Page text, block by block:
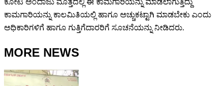
ಕಾಮಗಾರಿಯನ್ನು ಕಾಲಮಿತಿಯಲ್ಲಿ ಹಾಗೂ ಅಚ್ಚುಕಟ್ಟಾಗಿ ಮಾಡಬೇಕು ಎಂದು
ಅಧಿಕಾರಿಗಳಿಗೆ ಹಾಗೂ ಗುತ್ತಿಗೆದಾರರಿಗೆ ಸೂಚನೆಯನ್ನು ನೀಡಿದರು.
MORE NEWS